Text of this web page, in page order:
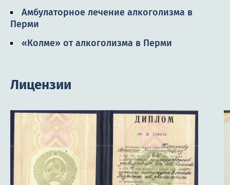
Амбулаторное лечение алкоголизма в
Перми
«Колме» от алкоголизма в Перми
Лицензии